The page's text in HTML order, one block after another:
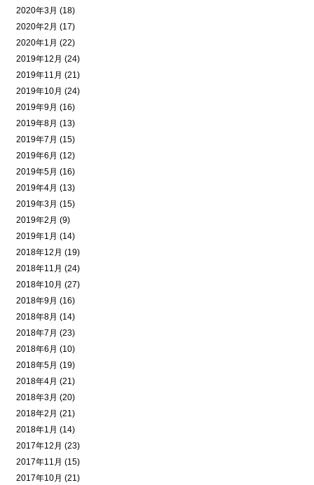
2020年3月 (18)
2020年2月 (17)
2020年1月 (22)
2019年12月 (24)
2019年11月 (21)
2019年10月 (24)
2019年9月 (16)
2019年8月 (13)
2019年7月 (15)
2019年6月 (12)
2019年5月 (16)
2019年4月 (13)
2019年3月 (15)
2019年2月 (9)
2019年1月 (14)
2018年12月 (19)
2018年11月 (24)
2018年10月 (27)
2018年9月 (16)
2018年8月 (14)
2018年7月 (23)
2018年6月 (10)
2018年5月 (19)
2018年4月 (21)
2018年3月 (20)
2018年2月 (21)
2018年1月 (14)
2017年12月 (23)
2017年11月 (15)
2017年10月 (21)